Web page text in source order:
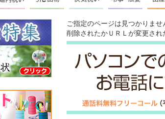
ご指定のページは見つかりませ
削除されたかＵＲＬが変更され